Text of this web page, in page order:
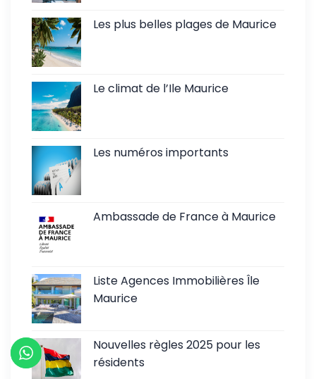
Les plus belles plages de Maurice
Le climat de l’Ile Maurice
Les numéros importants
Ambassade de France à Maurice
Liste Agences Immobilières Île
Maurice
Nouvelles règles 2025 pour les
résidents